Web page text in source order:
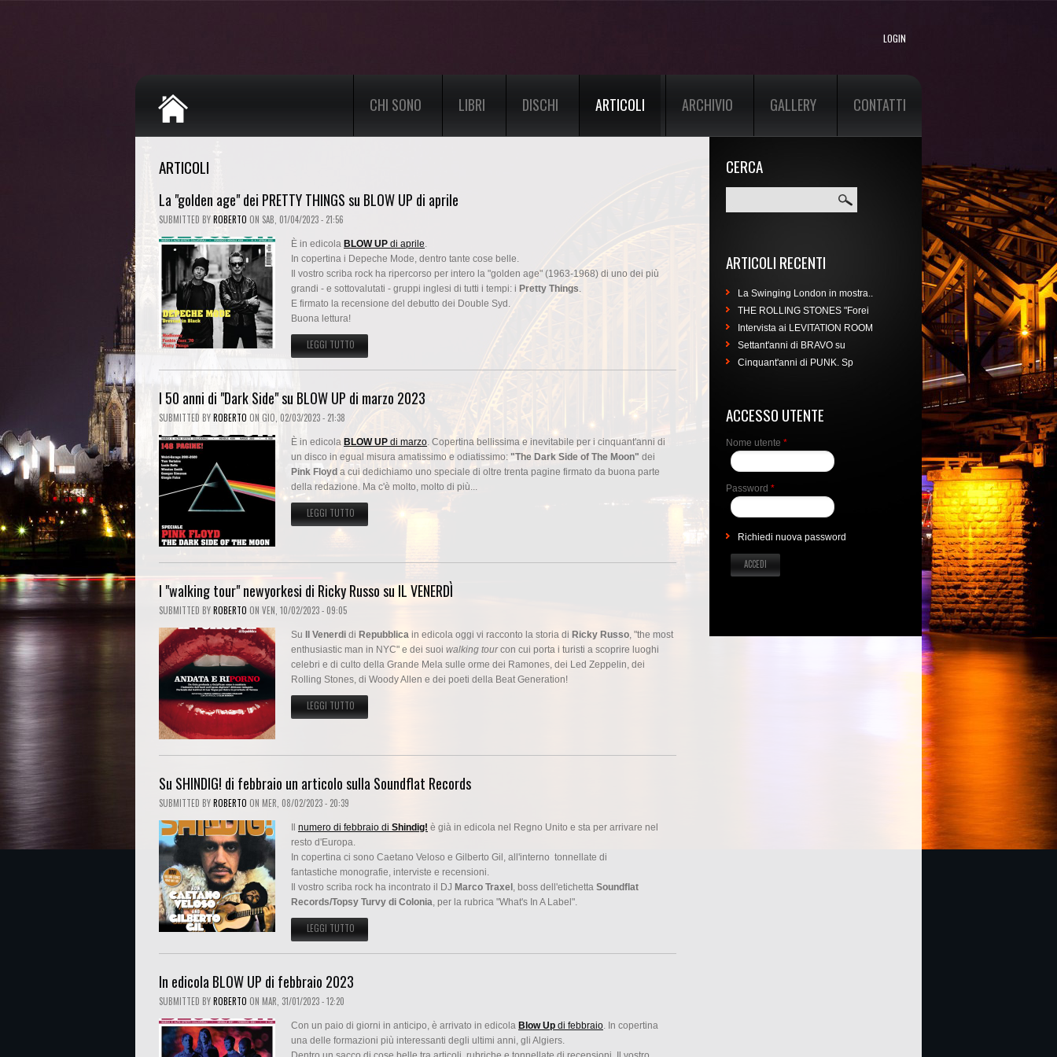
LOGIN
CHI SONO LIBRI DISCHI ARTICOLI ARCHIVIO GALLERY CONTATTI
ARTICOLI
La "golden age" dei PRETTY THINGS su BLOW UP di aprile
SUBMITTED BYROBERTO ON SAB, 01/04/2023 - 21:56
È in edicola BLOW UP di aprile.
In copertina i Depeche Mode, dentro tante cose belle.
Il vostro scriba rock ha ripercorso per intero la "golden age" (1963-1968) di uno dei più
grandi - e sottovalutati - gruppi inglesi di tutti i tempi: i Pretty Things.
E firmato la recensione del debutto dei Double Syd.
Buona lettura!
LEGGI TUTTO SU LA "GOLDEN AGE" DEI PRETTY THINGS SU BLOW UP DI APRILE
I 50 anni di "Dark Side" su BLOW UP di marzo 2023
SUBMITTED BYROBERTO ON GIO, 02/03/2023 - 21:38
È in edicola BLOW UP di marzo. Copertina bellissima e inevitabile per i cinquant'anni di
un disco in egual misura amatissimo e odiatissimo: "The Dark Side of The Moon" dei
Pink Floyd a cui dedichiamo uno speciale di oltre trenta pagine firmato da buona parte
della redazione. Ma c'è molto, molto di più...
LEGGI TUTTO SU I 50 ANNI DI "DARK SIDE" SU BLOW UP DI MARZO 2023
I "walking tour" newyorkesi di Ricky Russo su IL VENERDÌ
SUBMITTED BYROBERTO ON VEN, 10/02/2023 - 09:05
Su Il Venerdi di Repubblica in edicola oggi vi racconto la storia di Ricky Russo, "the most
enthusiastic man in NYC" e dei suoi walking tourcon cui porta i turisti a scoprire luoghi
celebri e di culto della Grande Mela sulle orme dei Ramones, dei Led Zeppelin, dei
Rolling Stones, di Woody Allen e dei poeti della Beat Generation!
LEGGI TUTTO
Su SHINDIG! di febbraio un articolo sulla Soundflat Records
SUBMITTED BYROBERTO ON MER, 08/02/2023 - 20:39
numero di febbraio di Shindig! è già in edicola nel Regno Unito e sta per arrivare nel
resto d'Europa.
In copertina ci sono Caetano Veloso e Gilberto Gil, all'interno tonnellate di
fantastiche monografie, interviste e recensioni.
Il vostro scriba rock ha incontrato il DJ Marco Traxel , boss dell'etichetta Soundflat
Records/Topsy Turvy di Colonia, per la rubrica "What's In A Label".
LEGGI TUTTO
In edicola BLOW UP di febbraio 2023
SUBMITTED BYROBERTO ON MAR, 31/01/2023 - 12:20
Con un paio di giorni in anticipo, è arrivato in edicola Blow Up di febbraio. In copertina
una delle formazioni più interessanti degli ultimi anni, gli Algiers.
CERCA
ARTICOLI RECENTI
La Swinging London in mostra..
THE ROLLING STONES "Forei
Intervista ai LEVITATION ROOM
Settant'anni di BRAVO su
Cinquant'anni di PUNK. Sp
ACCESSO UTENTE
Nome utente *
Password *
Richiedi nuova password